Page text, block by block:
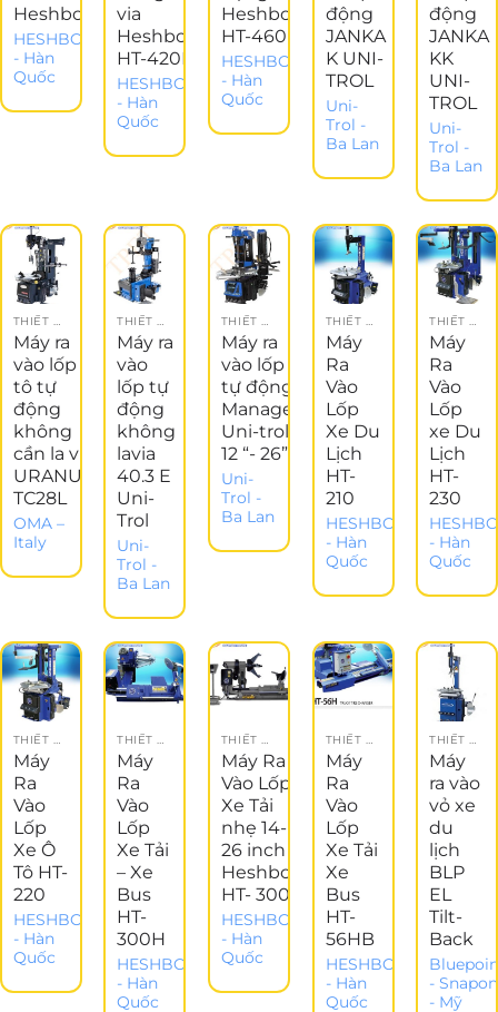
Heshbon
HESHBON
- Hàn
Quốc
via
Heshbon
HT-420L
HESHBON
- Hàn
Quốc
Heshbon
HT-460
HESHBON
- Hàn
Quốc
động
JANKA
K UNI-
TROL
Uni-
Trol -
Ba Lan
động
JANKA
KK
UNI-
TROL
Uni-
Trol -
Ba Lan
THIẾT BỊ GARAGE
Máy ra
vào lốp ô
tô tự
động
không
cần la via
URANUS
TC28L
OMA –
Italy
THIẾT BỊ NÂNG ĐỠ
Máy ra
vào
lốp tự
động
không
lavia
40.3 E
Uni-
Trol
Uni-
Trol -
Ba Lan
THIẾT BỊ NÂNG ĐỠ
Máy ra
vào lốp
tự động
Manager
Uni-trol
12 “- 26”
Uni-
Trol -
Ba Lan
THIẾT BỊ GARAGE
Máy
Ra
Vào
Lốp
Xe Du
Lịch
HT-
210
HESHBON
- Hàn
Quốc
THIẾT BỊ GARAGE
Máy
Ra
Vào
Lốp
xe Du
Lịch
HT-
230
- Hàn
Quốc
Máy
Ra
Vào
Lốp
Xe Ô
Tô HT-
220
HESHBON
- Hàn
Quốc
Máy
Ra
Vào
Lốp
Xe Tải
– Xe
Bus
HT-
300H
HESHBON
- Hàn
Quốc
Máy Ra
Vào Lốp
Xe Tải
nhẹ 14-
26 inch
Heshbon
HT- 300B
HESHBON
- Hàn
Quốc
Máy
Ra
Vào
Lốp
Xe Tải
Xe
Bus
HT-
56HB
HESHBON
- Hàn
Quốc
Máy
ra vào
vỏ xe
du
lịch
BLP
EL
Tilt-
Back
- Snapon
- Mỹ